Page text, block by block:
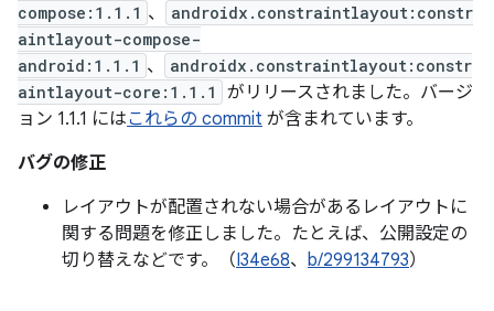
compose:1.1.1 、
androidx.constraintlayout:constr
aintlayout-compose-
android:1.1.1 、
androidx.constraintlayout:constr
aintlayout-core:1.1.1
がリリースされました。バージ
ョン 1.1.1 にはこれらの commit が含まれています。
バグの修正
レイアウトが配置されない場合があるレイアウトに
関する問題を修正しました。たとえば、公開設定の
切り替えなどです。（I34e68、 b/299134793）